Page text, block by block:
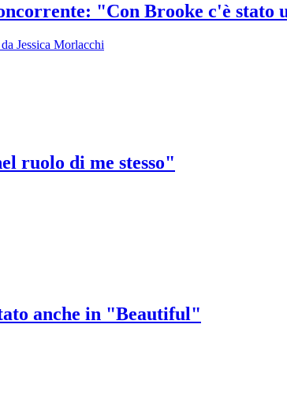
"Con Brooke c'è stato
Jessica Morlacchi
ruolo di me stesso"
anche in "Beautiful"